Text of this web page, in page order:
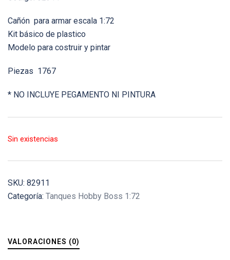
Cañón para armar escala 1:72
Kit básico de plastico
Modelo para costruir y pintar
Piezas 1767
* NO INCLUYE PEGAMENTO NI PINTURA
Sin existencias
SKU: 82911
Categoría: Tanques Hobby Boss 1:72
VALORACIONES (0)